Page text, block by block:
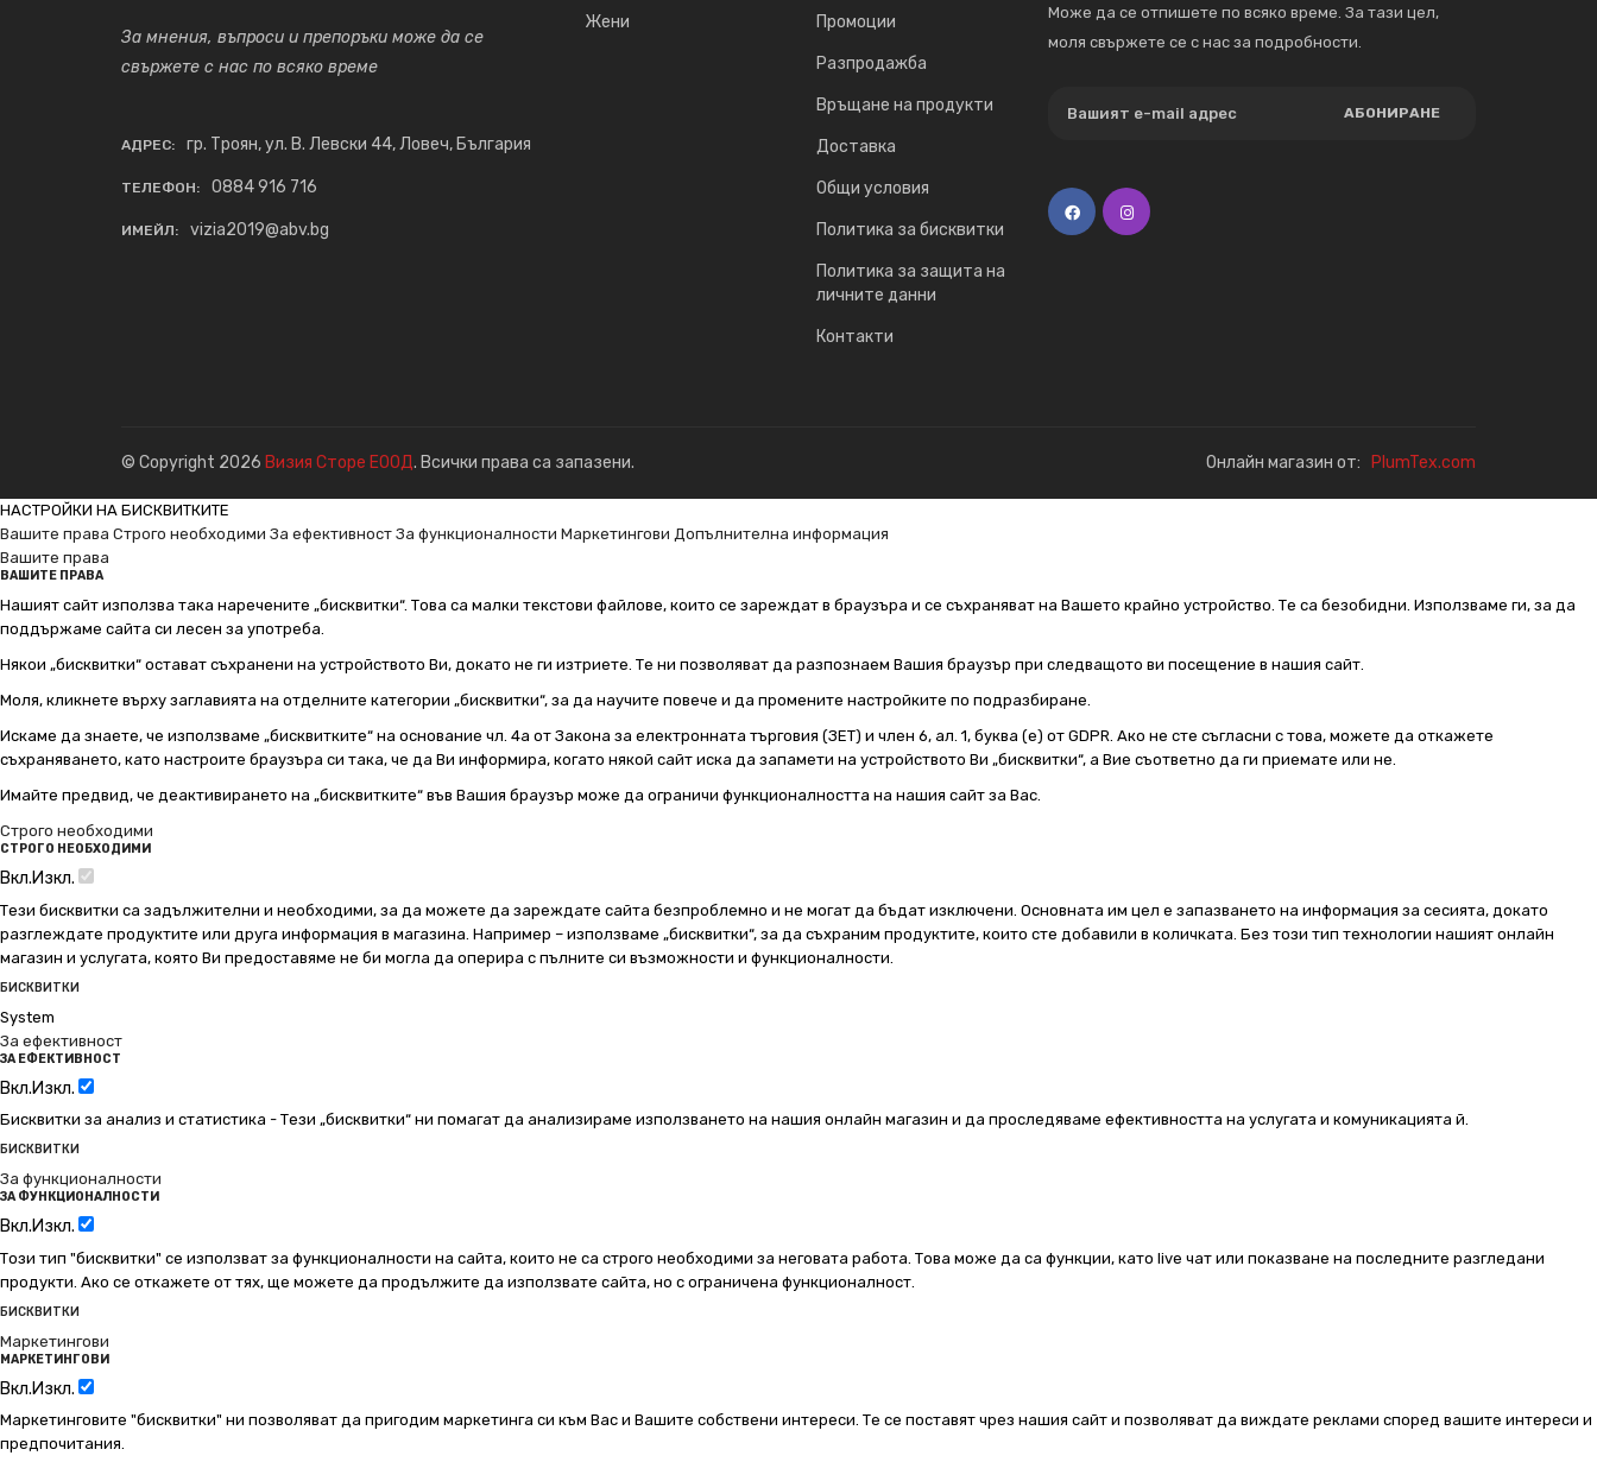
За мнения, въпроси и препоръки може да се
свържете с нас по всяко време
АДРЕС: гр. Троян, ул. В. Левски 44, Ловеч, България
ТЕЛЕФОН: 0884 916 716
ИМЕЙЛ: vizia2019@abv.bg
Жени Промоции
Разпродажба
Връщане на продукти
Доставка
Общи условия
Политика за бисквитки
Политика за защита на
личните данни
Контакти
Може да се отпишете по всяко време. За тази цел,
моля свържете се с нас за подробности.
АБОНИРАНЕ
© Copyright 2026 Визия Сторе ЕООД. Всички права са запазени. Онлайн магазин от: PlumTex.com
НАСТРОЙКИ НА БИСКВИТКИТЕ
Вашите права Строго необходими За ефективност За функционалности Маркетингови Допълнителна информация
Вашите права
ВАШИТЕ ПРАВА
Нашият сайт използва така наречените „бисквитки“. Това са малки текстови файлове, които се зареждат в браузъра и се съхраняват на Вашето крайно устройство. Те са безобидни. Използваме ги, за да
поддържаме сайта си лесен за употреба.
Някои „бисквитки“ остават съхранени на устройството Ви, докато не ги изтриете. Те ни позволяват да разпознаем Вашия браузър при следващото ви посещение в нашия сайт.
Моля, кликнете върху заглавията на отделните категории „бисквитки“, за да научите повече и да промените настройките по подразбиране.
Искаме да знаете, че използваме „бисквитките“ на основание чл. 4а от Закона за електронната търговия (ЗЕТ) и член 6, ал. 1, буква (е) от GDPR. Ако не сте съгласни с това, можете да откажете
съхраняването, като настроите браузъра си така, че да Ви информира, когато някой сайт иска да запамети на устройството Ви „бисквитки“, а Вие съответно да ги приемате или не.
Имайте предвид, че деактивирането на „бисквитките“ във Вашия браузър може да ограничи функционалността на нашия сайт за Вас.
Строго необходими
СТРОГО НЕОБХОДИМИ
Вкл.Изкл.
Тези бисквитки са задължителни и необходими, за да можете да зареждате сайта безпроблемно и не могат да бъдат изключени. Основната им цел е запазването на информация за сесията, докато
разглеждате продуктите или друга информация в магазина. Например – използваме „бисквитки“, за да съхраним продуктите, които сте добавили в количката. Без този тип технологии нашият онлайн
магазин и услугата, която Ви предоставяме не би могла да оперира с пълните си възможности и функционалности.
БИСКВИТКИ
System
За ефективност
ЗА ЕФЕКТИВНОСТ
Вкл.Изкл.
Бисквитки за анализ и статистика - Тези „бисквитки“ ни помагат да анализираме използването на нашия онлайн магазин и да проследяваме ефективността на услугата и комуникацията й.
БИСКВИТКИ
За функционалности
ЗА ФУНКЦИОНАЛНОСТИ
Вкл.Изкл.
Този тип "бисквитки" се използват за функционалности на сайта, които не са строго необходими за неговата работа. Това може да са функции, като live чат или показване на последните разгледани
продукти. Ако се откажете от тях, ще можете да продължите да използвате сайта, но с ограничена функционалност.
БИСКВИТКИ
Маркетингови
МАРКЕТИНГОВИ
Вкл.Изкл.
Маркетинговите "бисквитки" ни позволяват да пригодим маркетинга си към Вас и Вашите собствени интереси. Те се поставят чрез нашия сайт и позволяват да виждате реклами според вашите интереси и
предпочитания.